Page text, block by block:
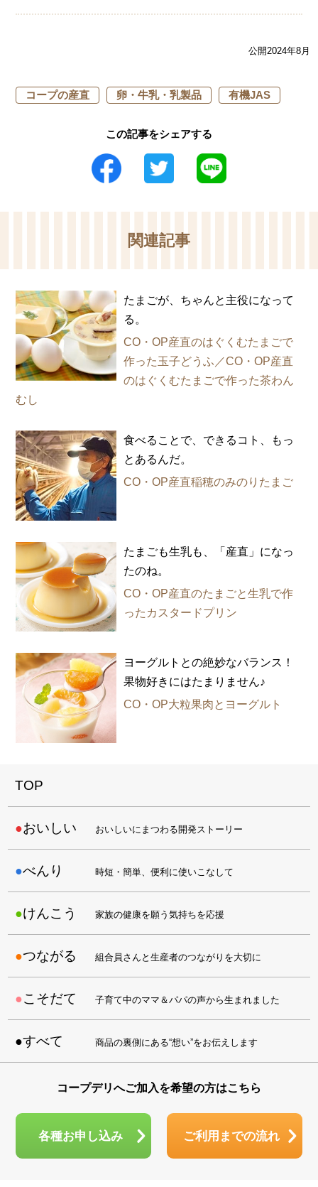
公開2024年8月
コープの産直 卵・牛乳・乳製品 有機JAS
この記事をシェアする
関連記事
たまごが、ちゃんと主役になって
る。
CO・OP産直のはぐくむたまごで
作った玉子どうふ／CO・OP産直
のはぐくむたまごで作った茶わん
むし
食べることで、できるコト、もっ
とあるんだ。
CO・OP産直稲穂のみのりたまご
たまごも生乳も、「産直」になっ
たのね。
CO・OP産直のたまごと生乳で作
ったカスタードプリン
ヨーグルトとの絶妙なバランス！
果物好きにはたまりません♪
CO・OP大粒果肉とヨーグルト
TOP
おいしい おいしいにまつわる開発ストーリー
べんり 時短・簡単、便利に使いこなして
けんこう 家族の健康を願う気持ちを応援
つながる 組合員さんと生産者のつながりを大切に
こそだて 子育て中のママ＆パパの声から生まれました
すべて 商品の裏側にある“想い”をお伝えします
コープデリへご加入を希望の方はこちら
各種お申し込み ご利用までの流れ